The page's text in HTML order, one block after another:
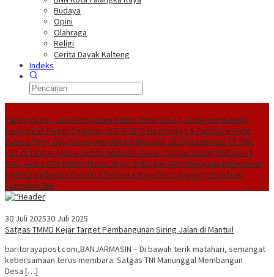
Budaya
Opini
Olahraga
Religi
Cerita Dayak Kalteng
Indeks
Peringati Hari Jadi Kabupaten Barito Timur Ke-24, Gubernur Kalteng
Sampaikan Pesan Semarak HUT RI UFO Electronics & Furniture Gelar
Zumba Party dan Promo Merdeka Supersale 2026Kreativitas TP PKK
HST di Tangan Mama Deden Berbuah Juara I Tingkat KalselHUT ke-14
IWO, Ketua PWI Barito Timur: Tetap Solid dan Berpihak pada Kebenaran
SATPAS Satlantas Polresta Palangka Raya Beri Layanan Prima bagi
Pemohon SIM
30 Juli 202530 Juli 2025
Satgas TMMD Kejar Target Pembangunan Siring Jalan di Mantuil
baritorayapost.com,BANJARMASIN – Di bawah terik matahari, semangat
kebersamaan terus membara. Satgas TNI Manunggal Membangun
Desa […]